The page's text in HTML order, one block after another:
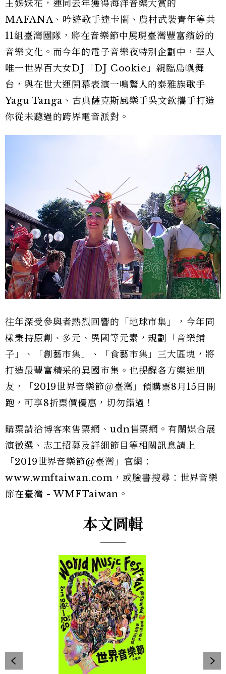
王姊妹花，連同去年獲得海洋音樂大賞的
MAFANA、吟遊歌手達卡鬧、農村武裝青年等共
11組臺灣團隊，將在音樂節中展現臺灣豐富繽紛的
音樂文化。而今年的電子音樂夜特別企劃中，華人
唯一世界百大女DJ「DJ Cookie」親臨島嶼舞
台，與在世大運開幕表演一鳴驚人的泰雅族歌手
Yagu Tanga、古典薩克斯風樂手吳文欽攜手打造
你從未聽過的跨界電音派對。
往年深受參與者熱烈回響的「地球市集」，今年同
樣秉持原創、多元、異國等元素，規劃「音樂鋪
子」、「創藝市集」、「食藝市集」三大區塊，將
打造最豐富精采的異國市集。也提醒各方樂迷朋
友，「2019世界音樂節＠臺灣」預購票8月15日開
跑，可享8折票價優惠，切勿錯過！
購票請洽博客來售票網、udn售票網。有關媒合展
演徵選、志工招募及詳細節目等相關訊息請上
「2019世界音樂節@臺灣」官網：
www.wmftaiwan.com，或臉書搜尋：世界音樂
節在臺灣 - WMFTaiwan。
本文圖輯